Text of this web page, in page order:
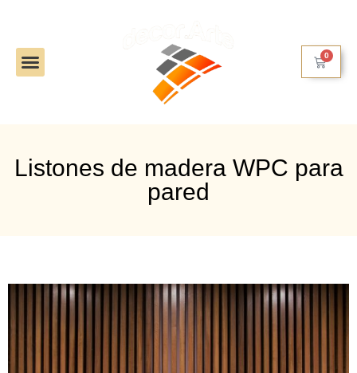
0
Listones de madera WPC para
pared